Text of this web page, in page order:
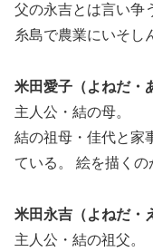
父の永吉とは言い争
糸島で農業にいそし
米田愛子（よねだ・
主人公・結の母。
結の祖母・佳代と家
ている。 絵を描くの
米田永吉（よねだ・
主人公・結の祖父。